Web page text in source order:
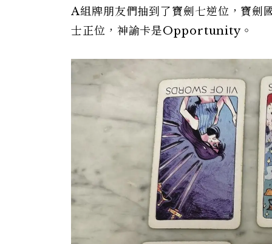
A組牌朋友們抽到了寶劍七逆位，寶劍
士正位，神諭卡是Opportunity。